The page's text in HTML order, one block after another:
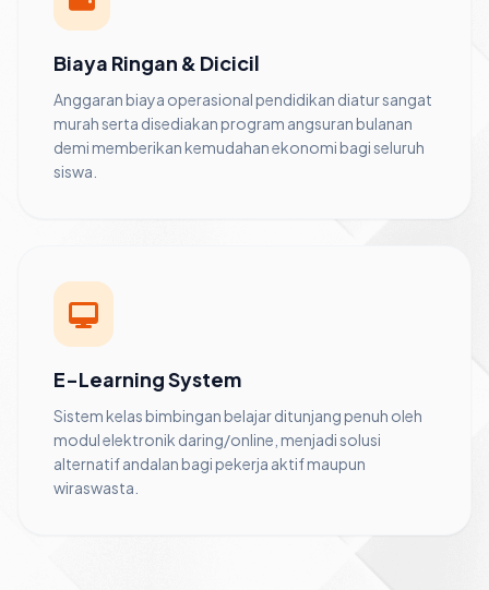
Biaya Ringan & Dicicil
Anggaran biaya operasional pendidikan diatur sangat
murah serta disediakan program angsuran bulanan
demi memberikan kemudahan ekonomi bagi seluruh
siswa.
E-Learning System
Sistem kelas bimbingan belajar ditunjang penuh oleh
modul elektronik daring/online, menjadi solusi
alternatif andalan bagi pekerja aktif maupun
wiraswasta.